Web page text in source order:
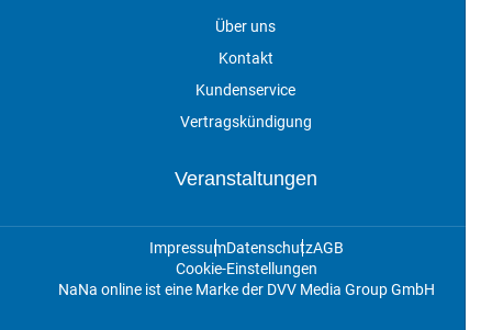
Über uns
Kontakt
Kundenservice
Vertragskündigung
Veranstaltungen
ImpressumDatenschutzAGB
Cookie-Einstellungen
NaNa online ist eine Marke der DVV Media Group GmbH